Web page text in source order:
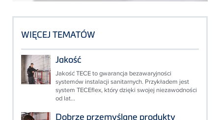
WIĘCEJ TEMATÓW
Jakość
Jakość TECE to gwarancja bezawaryjności
systemów instalacji sanitarnych. Przykładem jest
system TECEflex, który dzięki swojej niezawodności
od lat...
Dobrze przemyślane produkty